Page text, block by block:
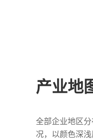
产业地
全部企业地区
况，以颜色深